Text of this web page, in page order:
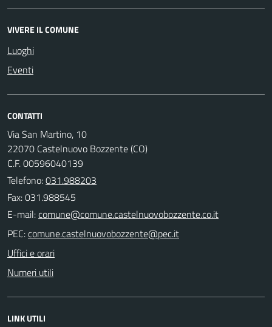
VIVERE IL COMUNE
Luoghi
Eventi
CONTATTI
Via San Martino, 10
22070 Castelnuovo Bozzente (CO)
C.F. 00596040139
Telefono:031.988203
Fax: 031.988545
E-mail:
PEC:
Uffici e orari
Numeri utili
LINK UTILI